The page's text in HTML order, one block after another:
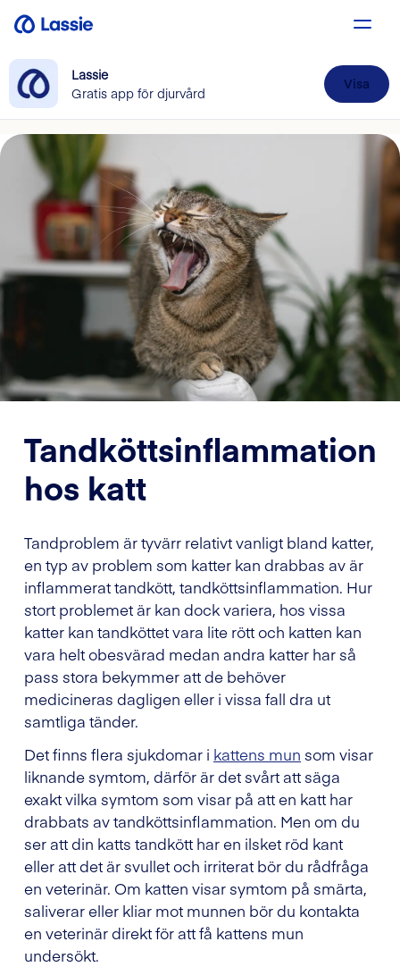
Lassie
Gratis app för djurvård
Visa
Tandköttsinflammation
hos katt
Tandproblem är tyvärr relativt vanligt bland katter,
en typ av problem som katter kan drabbas av är
inflammerat tandkött, tandköttsinflammation. Hur
stort problemet är kan dock variera, hos vissa
katter kan tandköttet vara lite rött och katten kan
vara helt obesvärad medan andra katter har så
pass stora bekymmer att de behöver
medicineras dagligen eller i vissa fall dra ut
samtliga tänder.
Det finns flera sjukdomar i kattens mun som visar
liknande symtom, därför är det svårt att säga
exakt vilka symtom som visar på att en katt har
drabbats av tandköttsinflammation. Men om du
ser att din katts tandkött har en ilsket röd kant
eller att det är svullet och irriterat bör du rådfråga
en veterinär. Om katten visar symtom på smärta,
saliverar eller kliar mot munnen bör du kontakta
en veterinär direkt för att få kattens mun
undersökt.